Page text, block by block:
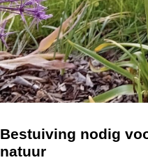
Bestuiving nodig
natuur